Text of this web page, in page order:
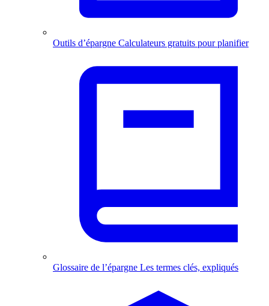
Outils d’épargne Calculateurs gratuits pour planifier
Glossaire de l’épargne Les termes clés, expliqués